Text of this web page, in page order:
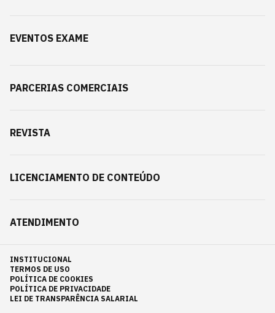
EVENTOS EXAME
PARCERIAS COMERCIAIS
REVISTA
LICENCIAMENTO DE CONTEÚDO
ATENDIMENTO
INSTITUCIONAL
TERMOS DE USO
POLÍTICA DE COOKIES
POLÍTICA DE PRIVACIDADE
LEI DE TRANSPARÊNCIA SALARIAL